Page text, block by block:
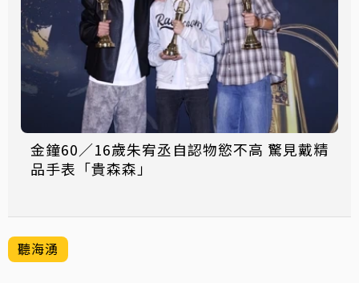
金鐘60／16歲朱宥丞自認物慾不高 驚見戴精
品手表「貴森森」
聽海湧